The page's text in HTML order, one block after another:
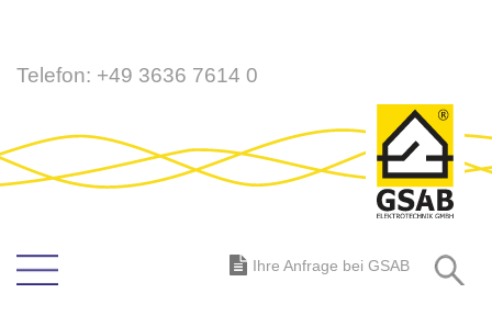
Direkt
Telefon: +49 3636 7614 0
Ihre Anfrage bei GSAB